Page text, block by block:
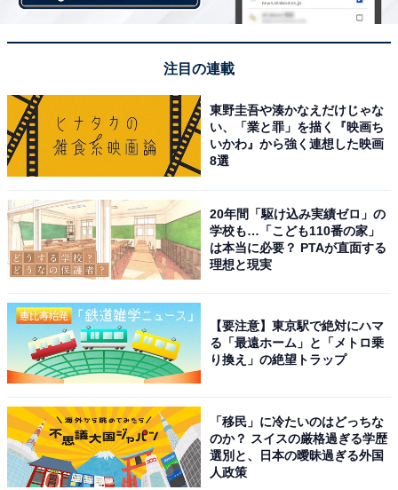
注目の連載
東野圭吾や湊かなえだけじゃな
い、「業と罪」を描く『映画ち
いかわ』から強く連想した映画
8選
20年間「駆け込み実績ゼロ」の
学校も…「こども110番の家」
は本当に必要？ PTAが直面する
理想と現実
【要注意】東京駅で絶対にハマ
る「最遠ホーム」と「メトロ乗
り換え」の絶望トラップ
「移民」に冷たいのはどっちな
のか？ スイスの厳格過ぎる学歴
選別と、日本の曖昧過ぎる外国
人政策